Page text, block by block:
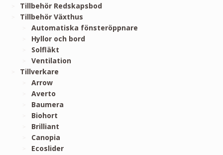
Tillbehör Redskapsbod
Tillbehör Växthus
Automatiska fönsteröppnare
Hyllor och bord
Solfläkt
Ventilation
Tillverkare
Arrow
Averto
Baumera
Biohort
Brilliant
Canopia
Ecoslider